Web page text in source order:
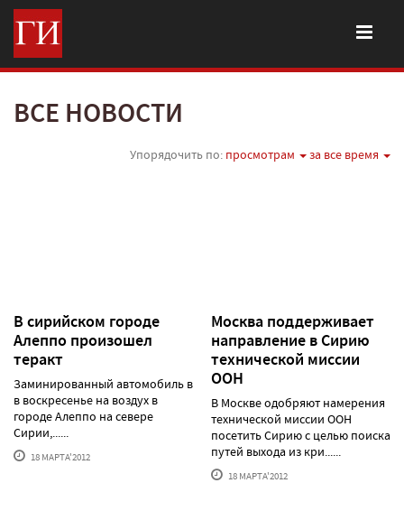
ВСЕ НОВОСТИ
Упорядочить по: просмотрам за все время
В сирийском городе
Алеппо произошел
теракт
Заминированный автомобиль взлетел
в воскресенье на воздух в
городе Алеппо на севере
Сирии,......
18 МАРТА'2012
Москва поддерживает
направление в Сирию
технической миссии
ООН
В Москве одобряют намерения
технической миссии ООН
посетить Сирию с целью поиска
путей выхода из кри......
18 МАРТА'2012